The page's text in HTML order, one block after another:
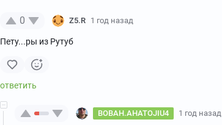
0 Z5.R 1 год назад
Пету...ры из Рутуб
BOBAH.AHATOJIU4 1 год назад